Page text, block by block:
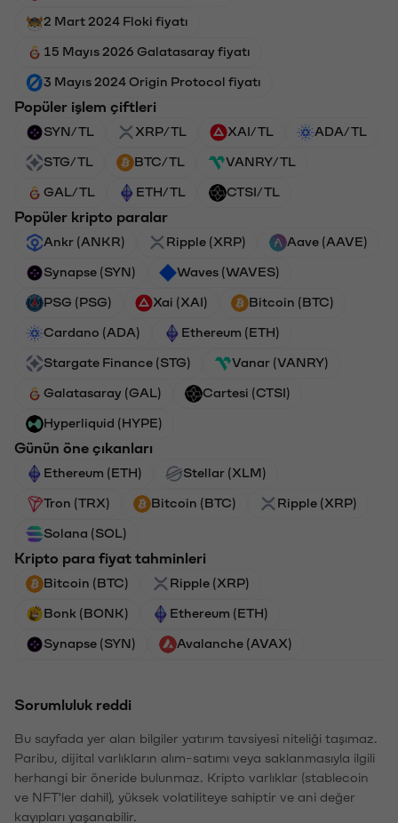
2 Mart 2024 Floki fiyatı
15 Mayıs 2026 Galatasaray fiyatı
3 Mayıs 2024 Origin Protocol fiyatı
Popüler işlem çiftleri
SYN/TL XRP/TL XAI/TL ADA/TL
STG/TL BTC/TL VANRY/TL
GAL/TL ETH/TL CTSI/TL
Popüler kripto paralar
Ankr (ANKR) Ripple (XRP) Aave (AAVE)
Synapse (SYN) Waves (WAVES)
PSG (PSG) Xai (XAI) Bitcoin (BTC)
Cardano (ADA) Ethereum (ETH)
Stargate Finance (STG) Vanar (VANRY)
Galatasaray (GAL) Cartesi (CTSI)
Hyperliquid (HYPE)
Günün öne çıkanları
Ethereum (ETH) Stellar (XLM)
Tron (TRX) Bitcoin (BTC) Ripple (XRP)
Solana (SOL)
Kripto para fiyat tahminleri
Bitcoin (BTC) Ripple (XRP)
Bonk (BONK) Ethereum (ETH)
Synapse (SYN) Avalanche (AVAX)
Sorumluluk reddi
Bu sayfada yer alan bilgiler yatırım tavsiyesi niteliği taşımaz.
Paribu, dijital varlıkların alım-satımı veya saklanmasıyla ilgili
herhangi bir öneride bulunmaz. Kripto varlıklar (stablecoin
ve NFT'ler dahil), yüksek volatiliteye sahiptir ve ani değer
kayıpları yaşanabilir.